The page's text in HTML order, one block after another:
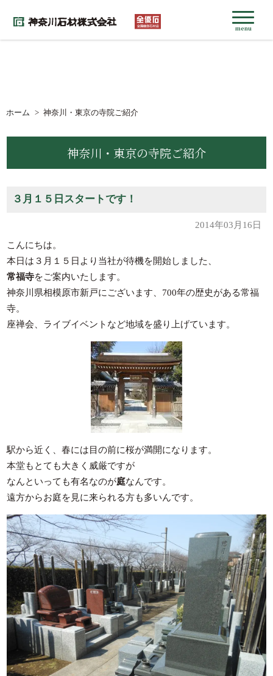
menu
ホーム 神奈川・東京の寺院ご紹介
神奈川・東京の寺院ご紹介
３月１５日スタートです！
2014年03月16日
こんにちは。
本日は３月１５日より当社が待機を開始しました、
常福寺をご案内いたします。
神奈川県相模原市新戸にございます、700年の歴史がある常福
寺。
座禅会、ライブイベントなど地域を盛り上げています。
駅から近く、春には目の前に桜が満開になります。
本堂もとても大きく威厳ですが
なんといっても有名なのが庭なんです。
遠方からお庭を見に来られる方も多いんです。